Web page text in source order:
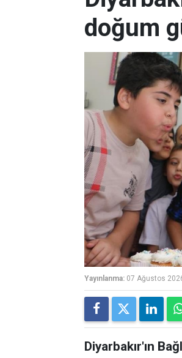
doğum
Yayınlanma: 07 Ağustos
Diyarbakır'ın